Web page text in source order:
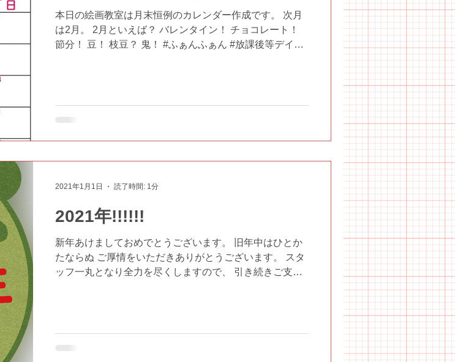
本日の絵画教室は月末恒例のカレンダー作成です。 次月
は2月。 2月といえば？ バレンタイン！ チョコレート！
節分！ 豆！ 枝豆？ 鬼！ #ふぁんふぁん #放課後等デイサ
2021年!!!!!!
新年あけましておめでとうございます。 旧年中はひとか
たならぬ ご厚情をいただきありがとうございます。 スタ
ッフ一丸となり全力を尽くしますので、 引き続きご支援
2021年1月1日 読了時間: 1分